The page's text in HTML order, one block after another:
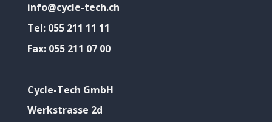
info@cycle-tech.ch
Tel: 055 211 11 11
Fax: 055 211 07 00
Cycle-Tech GmbH
Werkstrasse 2d